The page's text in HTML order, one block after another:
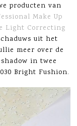
producten van
Make Up
Light Correcting
uit het
meer over de
in twee
Bright Fushion.